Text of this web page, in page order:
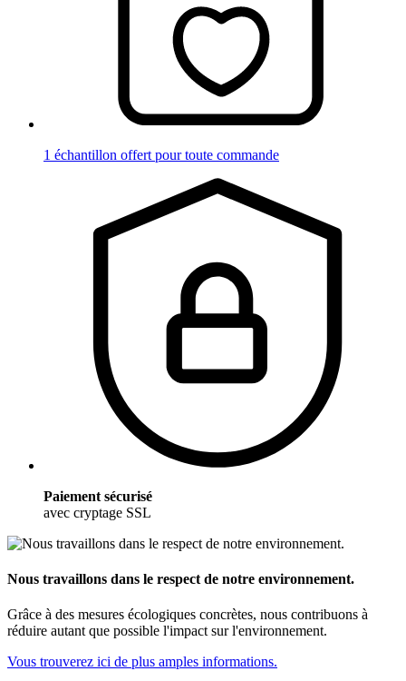
1 échantillon offert pour toute commande
Paiement sécurisé
avec cryptage SSL
Nous travaillons dans le respect de notre environnement.
Grâce à des mesures écologiques concrètes, nous contribuons à
réduire autant que possible l'impact sur l'environnement.
Vous trouverez ici de plus amples informations.